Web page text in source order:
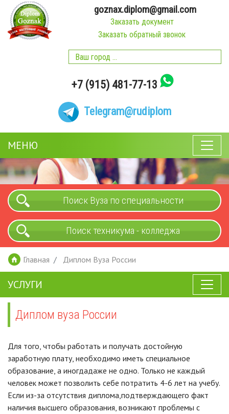
goznax.diplom@gmail.com
Заказать документ
Заказать обратный звонок
+7 (915) 481-77-13
Telegram@rudiplom
МЕНЮ
Поиск Вуза по специальности
Поиск техникума - колледжа
Главная Диплом Вуза России
УСЛУГИ
Диплом вуза России
Для того, чтобы работать и получать достойную
заработную плату, необходимо иметь специальное
образование, а иногдадаже не одно. Только не каждый
человек может позволить себе потратить 4-6 лет на учебу.
Если из-за отсутствия диплома,подтверждающего факт
наличия высшего образования, возникают проблемы с